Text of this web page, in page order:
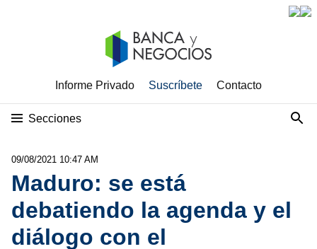
Informe Privado Suscríbete Contacto
Secciones
09/08/2021 10:47 AM
Maduro: se está
debatiendo la agenda y el
diálogo con el